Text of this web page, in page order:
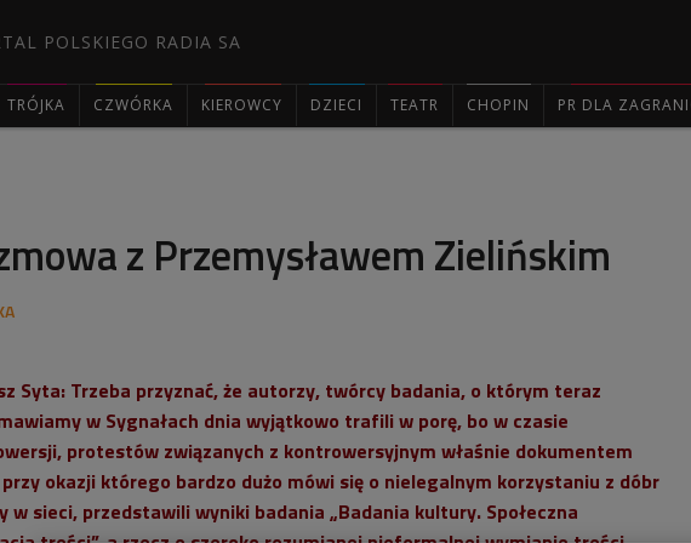
POLSKIEGO RADIA SA
TRÓJKA CZWÓRKA KIEROWCY DZIECI TEATR CHOPIN PR DLA
z Przemysławem Zielińskim
Syta: Trzeba przyznać, że autorzy, twórcy badania, o którym teraz
w Sygnałach dnia wyjątkowo trafili w porę, bo w czasie
protestów związanych z kontrowersyjnym właśnie dokumentem
przy okazji którego bardzo dużo mówi się o nielegalnym korzystaniu z dóbr
w sieci, przedstawili wyniki badania „Badania kultury. Społeczna